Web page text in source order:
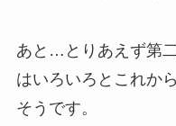
あと…とりあえず第
はいろいろとこれか
そうです。